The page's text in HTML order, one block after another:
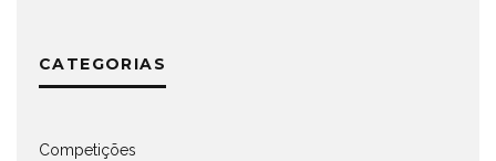
CATEGORIAS
Competições